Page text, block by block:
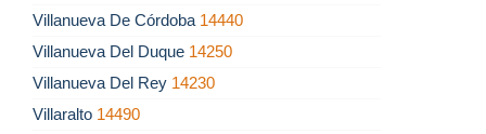
Villanueva De Córdoba 14440
Villanueva Del Duque 14250
Villanueva Del Rey 14230
Villaralto 14490